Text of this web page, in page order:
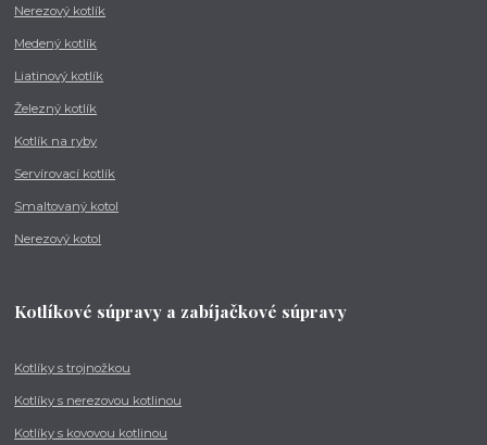
Nerezový kotlík
Medený kotlík
Liatinový kotlík
Železný kotlík
Kotlík na ryby
Servírovací kotlík
Smaltovaný kotol
Nerezový kotol
Kotlíkové súpravy a zabíjačkové súpravy
Kotlíky s trojnožkou
Kotlíky s nerezovou kotlinou
Kotlíky s kovovou kotlinou